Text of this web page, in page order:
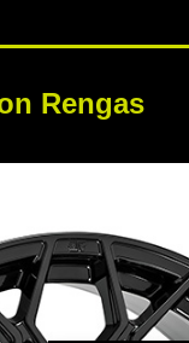
RengasRENKAAT